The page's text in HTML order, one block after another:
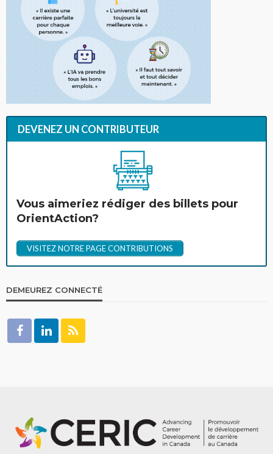
DEVENEZ UN CONTRIBUTEUR
Vous aimeriez rédiger des billets pour
OrientAction?
VISITEZ NOTRE PAGE CONTRIBUTIONS
DEMEUREZ CONNECTÉ